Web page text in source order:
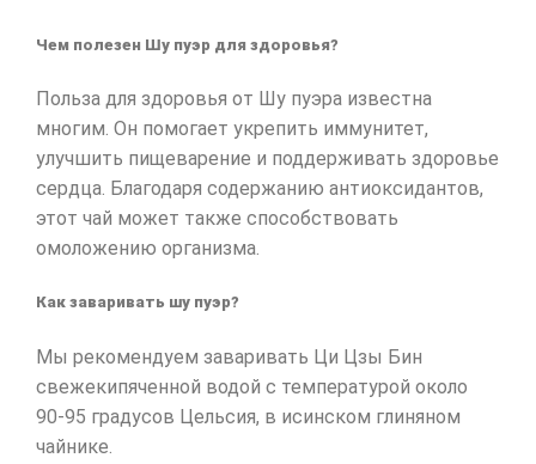
Чем полезен Шу пуэр для здоровья?
Польза для здоровья от Шу пуэра известна
многим. Он помогает укрепить иммунитет,
улучшить пищеварение и поддерживать здоровье
сердца. Благодаря содержанию антиоксидантов,
этот чай может также способствовать
омоложению организма.
Как заваривать шу пуэр?
Мы рекомендуем заваривать Ци Цзы Бин
свежекипяченной водой с температурой около
90-95 градусов Цельсия, в исинском глиняном
чайнике.